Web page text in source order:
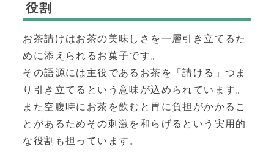
役割
お茶請けはお茶の美味しさを一層引き立てるた
めに添えられるお菓子です。
その語源には主役であるお茶を「請ける」つま
り引き立てるという意味が込められています。
また空腹時にお茶を飲むと胃に負担がかかるこ
とがあるためその刺激を和らげるという実用的
な役割も担っています。